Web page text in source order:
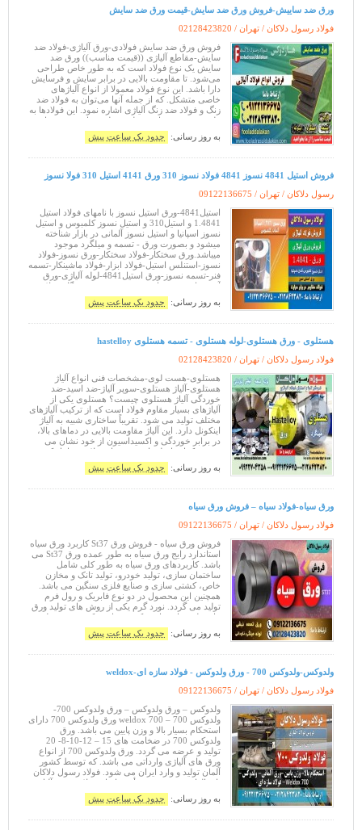
ورق ضد ساییش-فروش ورق ضد سایش-قیمت ورق ضد سایش
فولاد رسول دلاکان / تهران / 02128423820
فروش ورق ضد سایش فولادی-ورق آلیاژی-فولاد ضد
سایش-مقاطع آلیاژی ((قیمت مناسب)) ورق ضد
سایش یک نوع فولاد است که به طور خاص طراحی
می‌شود. تا مقاومت بالایی در برابر سایش و فرسایش
دارا باشد. این نوع فولاد معمولا از انواع آلیاژهای
خاصی متشکل. که از جمله آنها می‌توان به فولاد ضد
زنگ و فولاد ضد زنگ آلیاژی اشاره نمود. این فولاد‌ها به
طور وسیع در صنایع مختلفی نظیر صنایع خودروسازی،
صنایع دریایی، صنایع ن
به روز رسانی: حدود یک ساعت پیش
فروش استیل 4841 نسوز 4841 فولاد نسوز 310 ورق 4141 استیل 310 فولا نسوز
رسول دلاکان / تهران / 09122136675
استیل4841-ورق استیل نسوز با نامهای فولاد استیل
1.4841 و استیل310 و استیل نسوز کلمبوس و استیل
نسوز اسپانیا و استیل نسوز آلمانی در بازار شناخته
میشود و بصورت ورق - تسمه و میلگرد موجود
میباشد.ورق سختکار-فولاد سختکار-ورق نسوز-فولاد
نسوز-استنلس استیل-فولاد ابزار-فولاد ماشینکار-تسمه
فنر-تسمه نسوز-ورق استیل4841-لوله آلیاژی-ورق
آتشخوار-ورق حرارتی-ورق مخزنی فروشگاه فولاد
رسول دلاکان -.- با ربع قرن تجربه
به روز رسانی: حدود یک ساعت پیش
هستلوی - ورق هستلوی-لوله هستلوی - تسمه هستلوی hastelloy
فولاد رسول دلاکان / تهران / 02128423820
هستلوی-هست لوی-مشخصات فنی انواع آلیاژ
هستلوی-آلیاژ هستلوی-سوپر آلیاژ-ضد اسید-ضد
خوردگی آلیاژ هستلوی چیست؟ هستلوی یکی از
آلیاژهای بسیار مقاوم فولاد است که از ترکیب آلیاژهای
مختلف تولید می شود. تقریباً ساختاری شبیه به آلیاژ
اینکونل دارد. این آلیاژ مقاومت بالایی در دماهای بالا،
در برابر خوردگی و اکسیداسیون از خود نشان می
دهد. ترکیبات اصلی این محصول فولادی شامل کروم،
مولیبدن و نیکل است. عامل اصل
به روز رسانی: حدود یک ساعت پیش
ورق سیاه-فولاد سیاه – فروش ورق سیاه
فولاد رسول دلاکان / تهران / 09122136675
فروش ورق سیاه - فروش ورق St37 کاربرد ورق سیاه
استاندارد رایج ورق سیاه به طور عمده ورق St37 می
باشد. کاربردهای ورق سیاه به طور کلی شامل
ساختمان سازی، تولید خودرو، تولید تانک و مخازن
خاص، کشتی سازی و صنایع فلزی سنگین می باشد.
همچنین این محصول در دو نوع فابریک و رول فرم
تولید می گردد. نورد گرم یکی از روش های تولید ورق
های فلزی با ضخامت کم می باشد. که به ورق تولیدی
توسط این روش در نهایت و
به روز رسانی: حدود یک ساعت پیش
ولدوکس-ولدوکس 700 - ورق ولدوکس - فولاد سازه ای-weldox
فولاد رسول دلاکان / تهران / 09122136675
ولدوکس – ورق ولدوکس – ورق ولدوکس 700-
ولدوکس 700 – weldox 700 ورق ولدوکس 700 دارای
استحکام بسیار بالا و وزن پایین می باشد. ورق
ولدوکس 700 در ضخامت های 15 – 12-10-8- 20
تولید و عرضه می گردد. ورق ولدوکس 700 از انواع
ورق های آلیاژی وارداتی می باشد. که توسط کشور
آلمان تولید و وارد ایران می شود. فولاد رسول دلاکان
با سالها تجربه در زمینه تأمین انواع فولاد و ورق آلیاژی
و با بهره گیری از توان مشاوره
به روز رسانی: حدود یک ساعت پیش